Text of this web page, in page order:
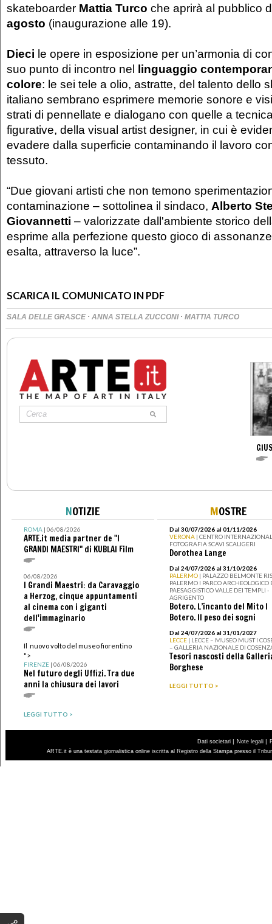
skateboarder Mattia Turco che aprirà al pubblico
agosto (inaugurazione alle 19).
Dieci le opere in esposizione per un’armonia di
suo punto di incontro nel linguaggio
colore: le sei tele a olio, astratte, del talento dello
italiano sembrano esprimere memorie sonore e
strati di pennellate e dialogano con quelle a
figurative, della visual artist designer, in cui è
evadere dalla superficie contaminando il lavoro
tessuto.
“Due giovani artisti che non temono
contaminazione – sottolinea il sindaco, Alberto
Giovannetti – valorizzate dall'ambiente storico
esprime alla perfezione questo gioco di
esalta, attraverso la luce”.
SCARICA IL COMUNICATO IN PDF
SALA DELLE GRASCE · ANNA STELLA ZUCCONI · MATTIA TURCO
NOTIZIE
ROMA| 06/08/2026
ARTE.it media partner de "I
GRANDI MAESTRI" di KUBLAI Film
06/08/2026
I Grandi Maestri: da Caravaggio
a Herzog, cinque appuntamenti
al cinema con i giganti
dell'immaginario
Il nuovo volto del museo fiorentino
">
FIRENZE| 06/08/2026
Nel futuro degli Uffizi. Tra due
anni la chiusura dei lavori
LEGGI TUTTO >
MOSTRE
Dal 30/07/2026 al 01/11/2026
VERONA | CENTRO
FOTOGRAFIA SCAVI SCALIGERI
Dorothea Lange
Dal 24/07/2026 al 31/10/2026
PALERMO | PALAZZO BELMONTE
PALERMO I PARCO ARCHEOLOGICO
PAESAGGISTICO VALLE DEI TEMPLI -
AGRIGENTO
Botero. L’incanto del Mito I
Botero. Il peso dei sogni
Dal 24/07/2026 al 31/01/2027
LECCE | LECCE – MUSEO MUST I
– GALLERIA NAZIONALE DI
Tesori nascosti della
Borghese
LEGGI TUTTO >
Dati societari | Note legali |
ARTE.it è una testata giornalistica online iscritta al Registro della Stampa presso il